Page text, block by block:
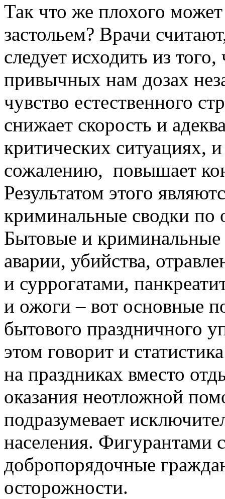
Так что же плохого
застольем? Врачи
следует исходить из
привычных нам дозах
чувство естественного
снижает скорость и
критических ситуациях,
сожалению, повышает
Результатом этого
криминальные сводки по
Бытовые и криминальные
аварии, убийства,
и суррогатами,
и ожоги – вот основные
бытового праздничного
этом говорит и
на праздниках вместо
оказания неотложной
подразумевает
населения. Фигурантами
добропорядочные
осторожности.